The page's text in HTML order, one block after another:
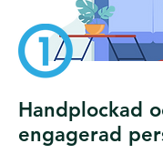
Handplockad
engagerad